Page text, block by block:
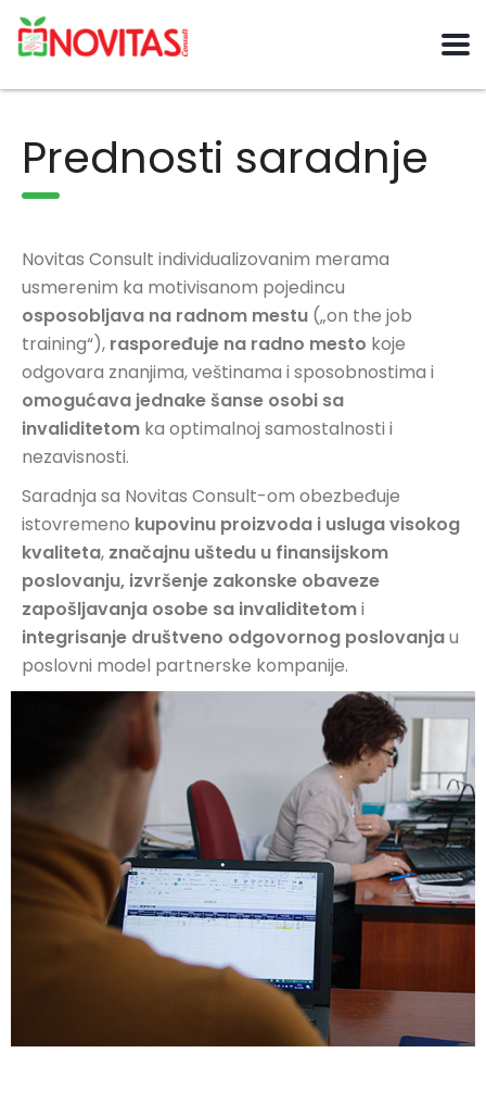
Prednosti saradnje
Novitas Consult individualizovanim merama
usmerenim ka motivisanom pojedincu
osposobljava na radnom mestu („on the job
training“), raspoređuje na radno mesto koje
odgovara znanjima, veštinama i sposobnostima i
omogućava jednake šanse osobi sa
invaliditetom ka optimalnoj samostalnosti i
nezavisnosti.
Saradnja sa Novitas Consult-om obezbeđuje
istovremeno kupovinu proizvoda i usluga visokog
kvaliteta, značajnu uštedu u finansijskom
poslovanju, izvršenje zakonske obaveze
zapošljavanja osobe sa invaliditetomi
integrisanje društveno odgovornog poslovanjau
poslovni model partnerske kompanije.